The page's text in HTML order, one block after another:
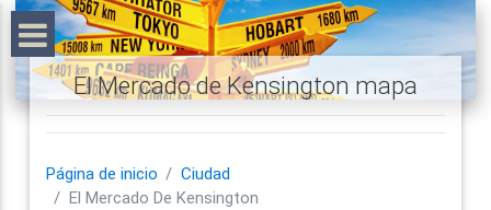
El Mercado de Kensington mapa
Página de inicio
Ciudad
El Mercado De Kensington